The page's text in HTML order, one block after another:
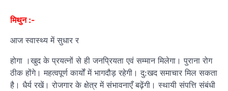
मिथुन :-
आज स्वास्थ्य में सुधार र
होगा ।खुद के प्रयत्नों से ही जनप्रियता एवं सम्मान मिलेगा। पुराना रोग
ठीक होंगे। महत्वपूर्ण कार्यों में भागदौड़ रहेगी। दु:खद समाचार मिल सकता
है। धैर्य रखें। रोजगार के क्षेत्र में संभावनाएँ बढ़ेंगी। स्थायी संपत्ति संबंधी